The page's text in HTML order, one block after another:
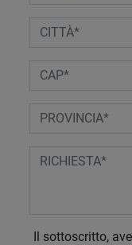
Il sottoscritto,